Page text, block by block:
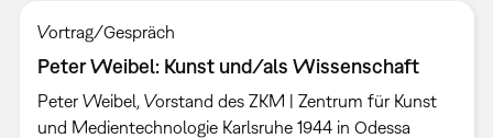
Vortrag/Gespräch
Peter Weibel: Kunst und/als Wissenschaft
Peter Weibel, Vorstand des ZKM | Zentrum für Kunst
und Medientechnologie Karlsruhe 1944 in Odessa